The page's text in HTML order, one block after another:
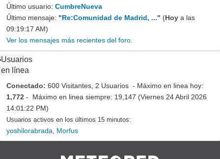
Último usuario: CumbreNueva
Último mensaje: "Re:Comunidad de Madrid, ..." (Hoy a las
09:19:17 AM)
Ver los mensajes más recientes del foro.
Usuarios
en línea
Conectado: 600 Visitantes, 2 Usuarios - Máximo en linea hoy:
1,772 - Máximo en linea siempre: 19,147 (Viernes 24 Abril 2026
14:01:22 PM)
Usuarios activos en los últimos 15 minutos:
yoshilorabrada Morfus